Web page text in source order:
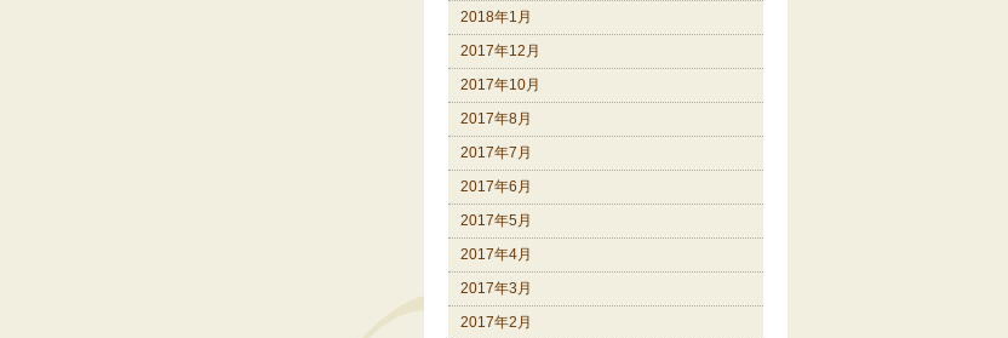
2018年1月
2017年12月
2017年10月
2017年8月
2017年7月
2017年6月
2017年5月
2017年4月
2017年3月
2017年2月